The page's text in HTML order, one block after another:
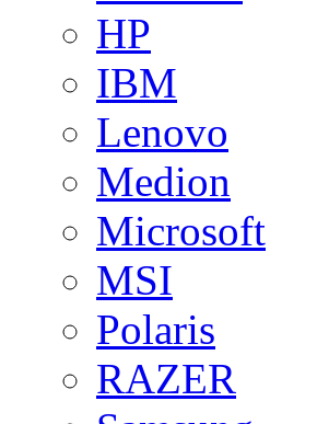
HP
IBM
Lenovo
Medion
Microsoft
MSI
Polaris
RAZER